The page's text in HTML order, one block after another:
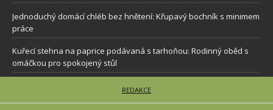
Jednoduchý domácí chléb bez hnětení: Křupavý bochník s minimem
práce
Kuřecí stehna na paprice podávaná s tarhoňou: Rodinný oběd s
omáčkou pro spokojený stůl
REDAKCE